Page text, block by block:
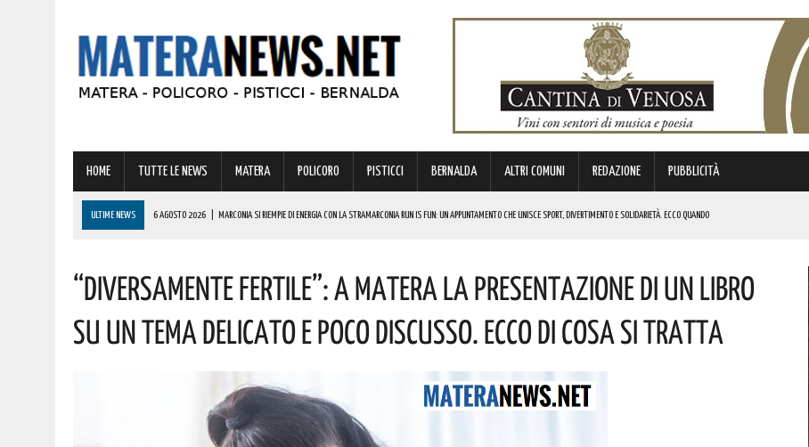
HOME TUTTE LE NEWS MATERA POLICORO PISTICCI BERNALDA ALTRI COMUNI REDAZIONE PUBBLICITÀ
ULTIME NEWS 6 AGOSTO 2026 MARCONIA SI RIEMPIE DI ENERGIA CON LA STRAMARCONIA RUN IS FUN: UN APPUNTAMENTO CHE UNISCE SPORT, DIVERTIMENTO E SOLIDARIETÀ. ECCO QUANDO
TORNA IL ‘METAPONTO BEACH FESTIVAL’ E COME SEMPRE LA MUSICA REGGAE FARÀ DA PROTAGONISTA. I DETTAGLI
6 AGOSTO 2026 | VALSINNI CELEBRA LA POETESSA ISABELLA MORRA CON DUE SPETTACOLI TEATRALI! ECCO LE DATE
6 AGOSTO 2026 A FERRANDINA NUOVE ROTONDE E SPARTITRAFFICO PER MIGLIORARE IL DECORO URBANO E LA SICUREZZA. QUESTI GLI INTERVENTI IN CORSO
“Diversamente Fertile”: A Matera La Presentazione Di Un Libro
Su Un Tema Delicato E Poco Discusso. Ecco Di Cosa Si Tratta